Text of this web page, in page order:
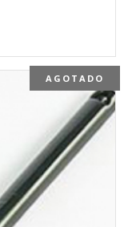
AGOTADO